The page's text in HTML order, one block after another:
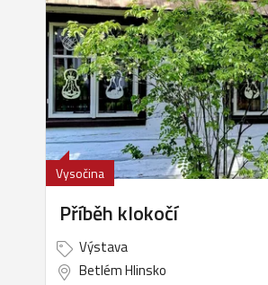
Vysočina
Příběh klokočí
Výstava
Betlém Hlinsko